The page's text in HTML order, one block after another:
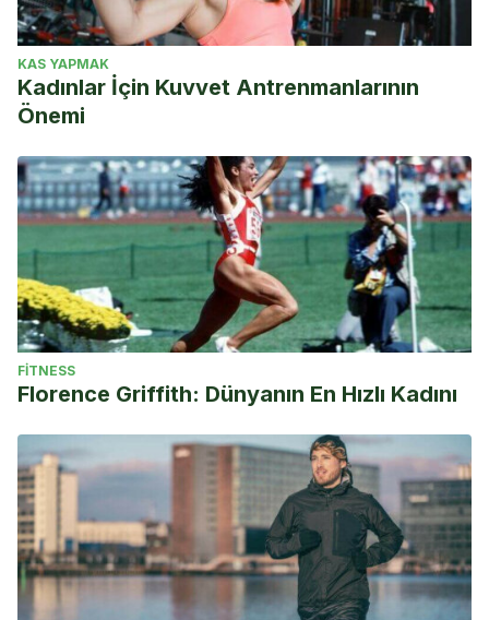
KAS YAPMAK
Kadınlar İçin Kuvvet Antrenmanlarının
Önemi
FITNESS
Florence Griffith: Dünyanın En Hızlı Kadını